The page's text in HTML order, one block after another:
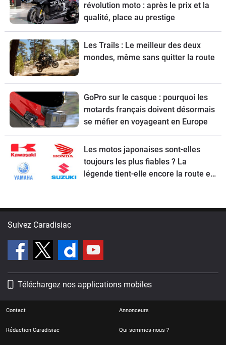
révolution moto : après le prix et la
qualité, place au prestige
Les Trails : Le meilleur des deux
mondes, même sans quitter la route
GoPro sur le casque : pourquoi les
motards français doivent désormais
se méfier en voyageant en Europe
Les motos japonaises sont-elles
toujours les plus fiables ? La
légende tient-elle encore la route en
Suivez Caradisiac
Téléchargez nos applications mobiles
Contact Annonceurs
Rédaction Caradisiac Qui sommes-nous ?